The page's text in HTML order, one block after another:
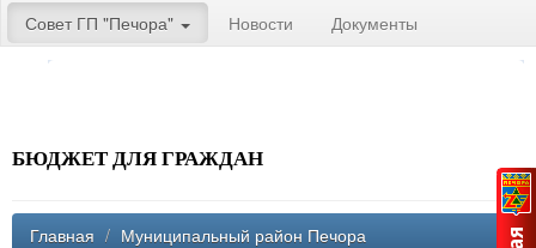
Совет ГП "Печора" Новости Документы
БЮДЖЕТ ДЛЯ ГРАЖДАН
Главная / Муниципальный район Печора